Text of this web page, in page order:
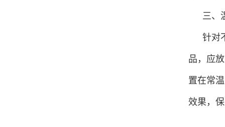
三、
针对
品，应
置在常
效果，